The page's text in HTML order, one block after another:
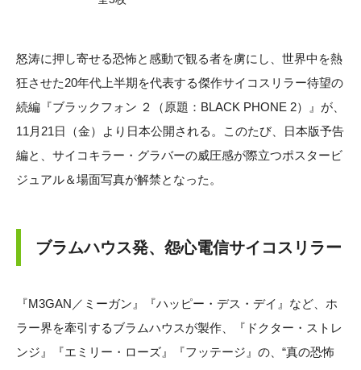
怒涛に押し寄せる恐怖と感動で観る者を虜にし、世界中を熱
狂させた20年代上半期を代表する傑作サイコスリラー待望の
続編『ブラックフォン ２（原題：BLACK PHONE 2）』が、
11月21日（金）より日本公開される。このたび、日本版予告
編と、サイコキラー・グラバーの威圧感が際立つポスタービ
ジュアル＆場面写真が解禁となった。
ブラムハウス発、怨心電信サイコスリラー
『M3GAN／ミーガン』『ハッピー・デス・デイ』など、ホ
ラー界を牽引するブラムハウスが製作、『ドクター・ストレ
ンジ』『エミリー・ローズ』『フッテージ』の、“真の恐怖